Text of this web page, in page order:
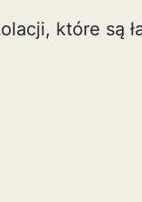
które są